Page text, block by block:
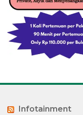
Infotainment